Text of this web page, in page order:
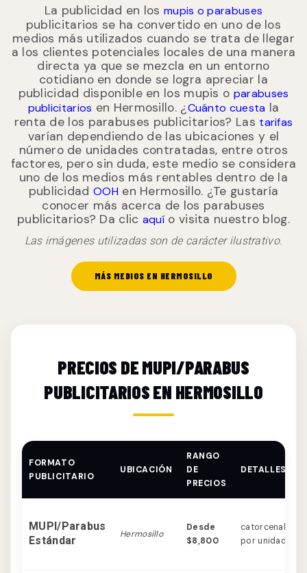
La publicidad en losmupis o parabuses
publicitarios se ha convertido en uno de los
medios más utilizados cuando se trata de llegar
a los clientes potenciales locales de una manera
directa ya que se mezcla en un entorno
cotidiano en donde se logra apreciar la
publicidad disponible en los mupis o parabuses
publicitarios en Hermosillo. ¿Cuánto cuesta la
renta de los parabuses publicitarios? Las tarifas
varían dependiendo de las ubicaciones y el
número de unidades contratadas, entre otros
factores, pero sin duda, este medio se considera
uno de los medios más rentables dentro de la
publicidad OOH en Hermosillo. ¿Te gustaría
conocer más acerca de los parabuses
publicitarios? Da clic aquí o visita nuestro blog.
Las imágenes utilizadas son de carácter ilustrativo.
MÁS MEDIOS EN HERMOSILLO
PRECIOS DE MUPI/PARABUS
PUBLICITARIOS EN HERMOSILLO
FORMATO
PUBLICITARIO
UBICACIÓN
RANGO
DE
PRECIOS
DETALLES
MUPI/Parabus
Estándar
Hermosillo
Desde
$8,800
catorcenal
por unidad